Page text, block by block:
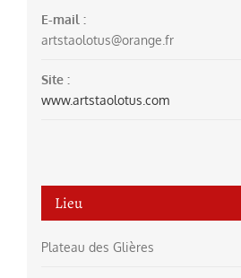
E-mail :
artstaolotus@orange.fr
Site :
www.artstaolotus.com
Lieu
Plateau des Glières